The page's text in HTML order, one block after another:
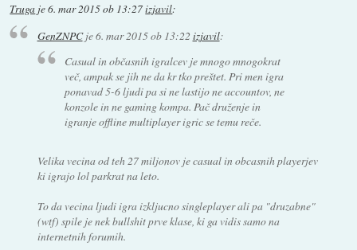
Truga je6. mar 2015 ob 13:27izjavil:
GenZNPCje6. mar 2015 ob 13:22 izjavil:
Casual in občasnih igralcev je mnogo mnogokrat
več, ampak se jih ne da kr tko preštet. Pri men igra
ponavad 5-6 ljudi pa si ne lastijo ne accountov, ne
konzole in ne gaming kompa. Pač druženje in
igranje offline multiplayer igric se temu reče.
Velika vecina od teh 27 miljonov je casual in obcasnih playerjev
ki igrajo lol parkrat na leto.
To da vecina ljudi igra izkljucno singleplayer ali pa "druzabne"
(wtf) spile je nek bullshit prve klase, ki ga vidis samo na
internetnih forumih.